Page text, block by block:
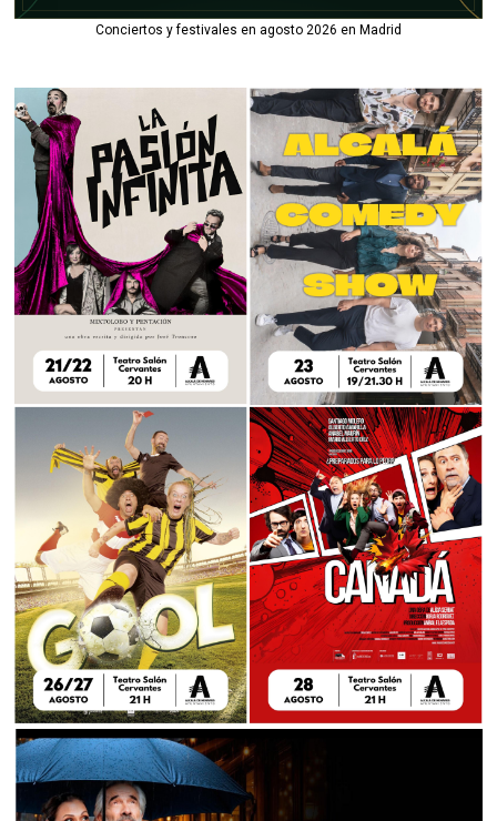
Conciertos y festivales en agosto 2026 en Madrid